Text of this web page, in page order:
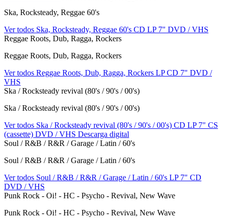
Ska, Rocksteady, Reggae 60's
Ver todos Ska, Rocksteady, Reggae 60's CD LP 7" DVD / VHS
Reggae Roots, Dub, Ragga, Rockers
Reggae Roots, Dub, Ragga, Rockers
Ver todos Reggae Roots, Dub, Ragga, Rockers LPCD 7" DVD /
VHS
Ska / Rocksteady revival (80's / 90's / 00's)
Ska / Rocksteady revival (80's / 90's / 00's)
Ver todos Ska / Rocksteady revival (80's / 90's / 00's) CD LP 7" CS
(cassette) DVD / VHS Descarga digital
Soul / R&B / R&R / Garage / Latin / 60's
Soul / R&B / R&R / Garage / Latin / 60's
Ver todos Soul / R&B / R&R / Garage / Latin / 60's LP 7" CD
DVD / VHS
Punk Rock - Oi! - HC - Psycho - Revival, New Wave
Punk Rock - Oi! - HC - Psycho - Revival, New Wave